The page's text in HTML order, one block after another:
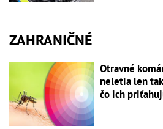
ZAHRANIČNÉ
Otravné
neletia len
čo ich